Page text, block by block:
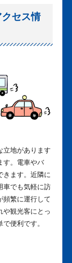
セス情
立地があります
す。電車やバ
きます。近隣に
車でも気軽に訪
頻繁に運行して
や観光客にとっ
便利です。